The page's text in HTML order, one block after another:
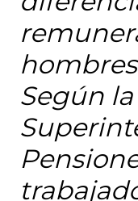
Según la